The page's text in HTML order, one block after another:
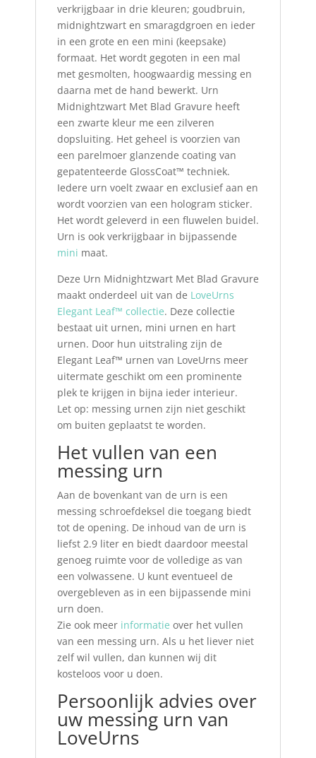
verkrijgbaar in drie kleuren; goudbruin,
midnightzwart en smaragdgroen en ieder
in een grote en een mini (keepsake)
formaat. Het wordt gegoten in een mal
met gesmolten, hoogwaardig messing en
daarna met de hand bewerkt. Urn
Midnightzwart Met Blad Gravure heeft
een zwarte kleur me een zilveren
dopsluiting. Het geheel is voorzien van
een parelmoer glanzende coating van
gepatenteerde GlossCoat™ techniek.
Iedere urn voelt zwaar en exclusief aan en
wordt voorzien van een hologram sticker.
Het wordt geleverd in een fluwelen buidel.
Urn is ook verkrijgbaar in bijpassende
mini maat.
Deze Urn Midnightzwart Met Blad Gravure
maakt onderdeel uit van de LoveUrns
Elegant Leaf™ collectie. Deze collectie
bestaat uit urnen, mini urnen en hart
urnen. Door hun uitstraling zijn de
Elegant Leaf™ urnen van LoveUrns meer
uitermate geschikt om een prominente
plek te krijgen in bijna ieder interieur.
Let op: messing urnen zijn niet geschikt
om buiten geplaatst te worden.
Het vullen van een
messing urn
Aan de bovenkant van de urn is een
messing schroefdeksel die toegang biedt
tot de opening. De inhoud van de urn is
liefst 2.9 liter en biedt daardoor meestal
genoeg ruimte voor de volledige as van
een volwassene. U kunt eventueel de
overgebleven as in een bijpassende mini
urn doen.
Zie ook meer informatie over het vullen
van een messing urn. Als u het liever niet
zelf wil vullen, dan kunnen wij dit
kosteloos voor u doen.
Persoonlijk advies over
uw messing urn van
LoveUrns